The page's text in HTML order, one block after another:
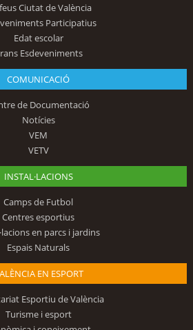
Ciutat de València
Participatius
Edat escolar
Esdeveniments
COMUNICACIÓ
de Documentació
Notícies
VEM
VETV
INSTAL·LACIONS
Camps de Futbol
Centres esportius
en parcs i jardins
Espais Naturals
EN ESPORT
Esportiu de València
Turisme i esport